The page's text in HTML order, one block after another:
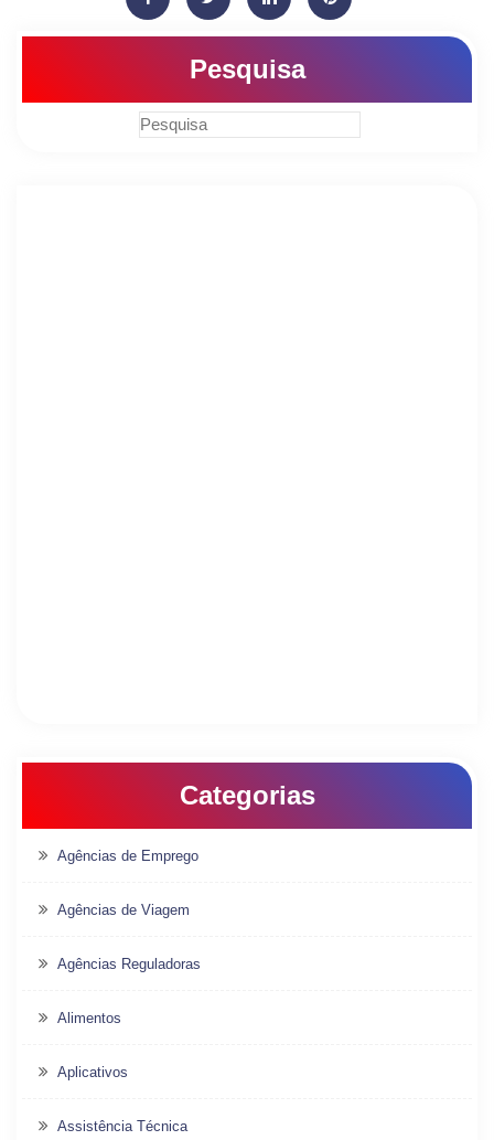
Pesquisa
Categorias
Agências de Emprego
Agências de Viagem
Agências Reguladoras
Alimentos
Aplicativos
Assistência Técnica